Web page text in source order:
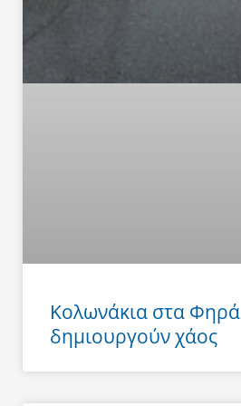
Κολωνάκια στα Φηρά
δημιουργούν χάος